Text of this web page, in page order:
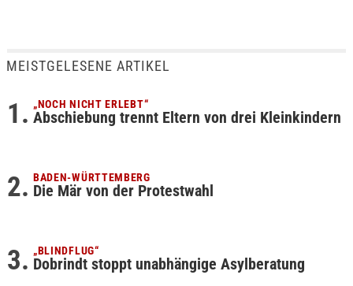
MEISTGELESENE ARTIKEL
„NOCH NICHT ERLEBT“
Abschiebung trennt Eltern von drei Kleinkindern
BADEN-WÜRTTEMBERG
Die Mär von der Protestwahl
„BLINDFLUG“
Dobrindt stoppt unabhängige Asylberatung